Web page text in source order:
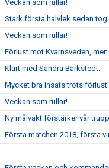
Veckan som rullar!
Stark första halvlek sedan tog
Veckan som rullar!
Förlust mot Kvarnsveden, men
Klart med Sandra Barkstedt.
Mycket bra insats trots förlust
Veckan som rullar!
Ny målvakt förstärker vår
Första matchen 2018, första